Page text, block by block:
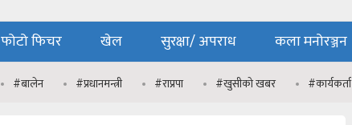
फोटो फिचर खेल सुरक्षा/ अपराध कला मनोरञ्जन
#बालेन #प्रधानमन्त्री #राप्रपा #खुसीको खबर #कार्यकर्ता